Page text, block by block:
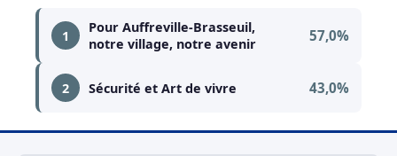
1
Pour Auffreville-Brasseuil,
notre village, notre avenir
57,0%
2 Sécurité et Art de vivre 43,0%